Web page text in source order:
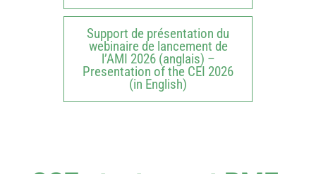
Support de présentation du
webinaire de lancement de
l’AMI 2026 (anglais) –
Presentation of the CEI 2026
(in English)